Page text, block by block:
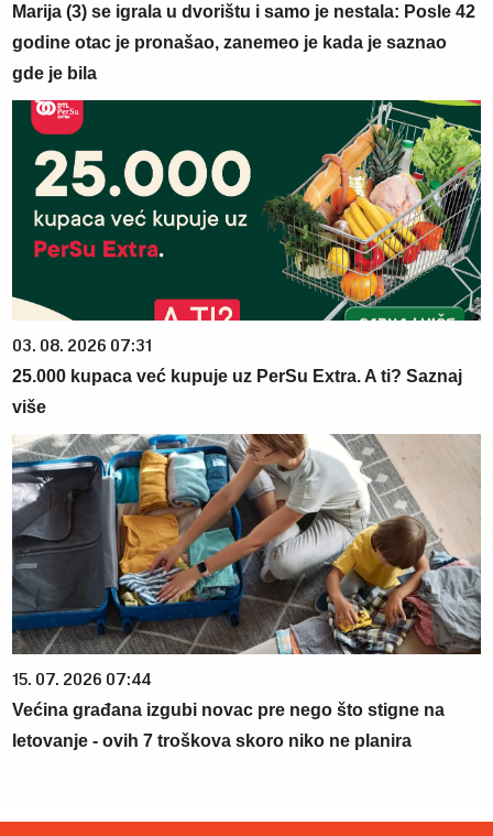
Marija (3) se igrala u dvorištu i samo je nestala: Posle 42
godine otac je pronašao, zanemeo je kada je saznao
gde je bila
03. 08. 2026 07:31
25.000 kupaca već kupuje uz PerSu Extra. A ti? Saznaj
više
15. 07. 2026 07:44
Većina građana izgubi novac pre nego što stigne na
letovanje - ovih 7 troškova skoro niko ne planira